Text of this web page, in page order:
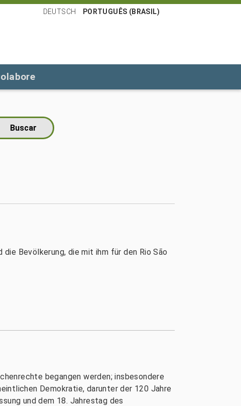
DEUTSCH PORTUGUÊS (BRASIL)
Bevölkerung, die mit ihm für den Rio São
begangen werden; insbesondere
Demokratie, darunter der 120 Jahre
und dem 18. Jahrestag des